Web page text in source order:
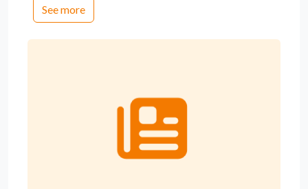
See more